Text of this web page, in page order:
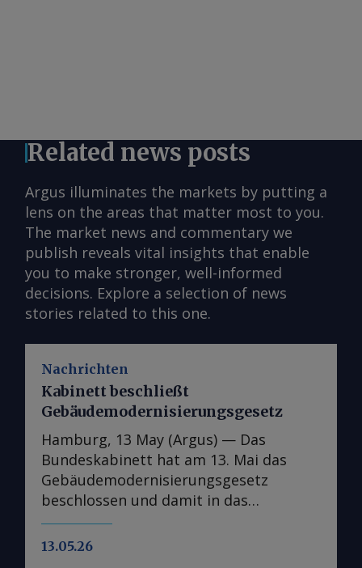
Related news posts
Argus illuminates the markets by putting a
lens on the areas that matter most to you.
The market news and commentary we
publish reveals vital insights that enable
you to make stronger, well-informed
decisions. Explore a selection of news
stories related to this one.
Nachrichten
13.05.26
Kabinett beschließt
Gebäudemodernisierungsgesetz
Hamburg, 13 May (Argus) — Das
Bundeskabinett hat am 13. Mai das
Gebäudemodernisierungsgesetz
beschlossen und damit in das
parlamentarische Verfahren überführt.
In der Kabinettsfassung wurden